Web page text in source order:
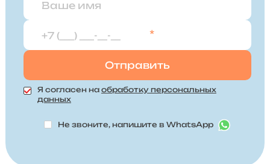
*
Я согласен на обработку персональных
данных
Не звоните, напишите в WhatsApp